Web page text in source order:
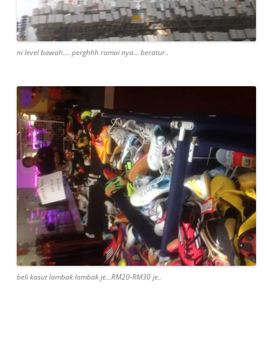
ni level bawah…. perghhh ramai nya… beratur..
beli kasut lambak lambak je…RM20-RM30 je..